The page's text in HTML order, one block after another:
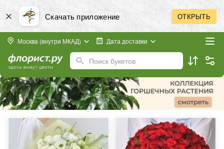
Скачать приложение ОТКРЫТЬ
Москва (внутри МКАД) Дата доставки
Поиск букетов